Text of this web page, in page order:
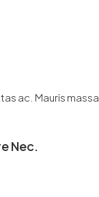
ac. Mauris massa
Nec.